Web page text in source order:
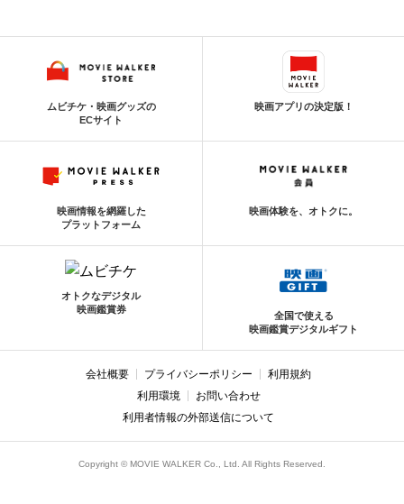
ムビチケ・映画グッズの
ECサイト
映画アプリの決定版！
映画情報を網羅した
プラットフォーム
映画体験を、オトクに。
オトクなデジタル
映画鑑賞券
全国で使える
映画鑑賞デジタルギフト
会社概要 プライバシーポリシー
利用規約
利用環境
お問い合わせ
利用者情報の外部送信について
Copyright © MOVIE WALKER Co., Ltd. All Rights Reserved.